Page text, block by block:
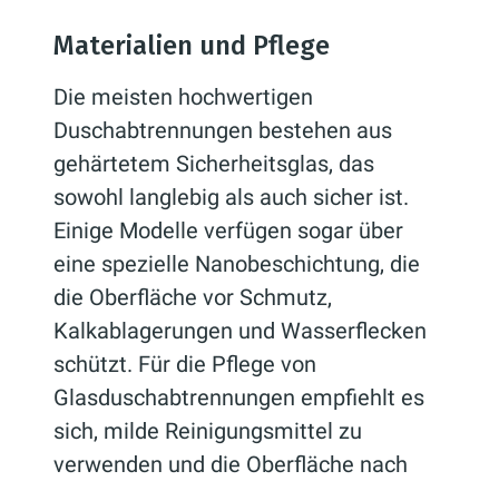
Materialien und Pflege
Die meisten hochwertigen
Duschabtrennungen bestehen aus
gehärtetem Sicherheitsglas, das
sowohl langlebig als auch sicher ist.
Einige Modelle verfügen sogar über
eine spezielle Nanobeschichtung, die
die Oberfläche vor Schmutz,
Kalkablagerungen und Wasserflecken
schützt. Für die Pflege von
Glasduschabtrennungen empfiehlt es
sich, milde Reinigungsmittel zu
verwenden und die Oberfläche nach